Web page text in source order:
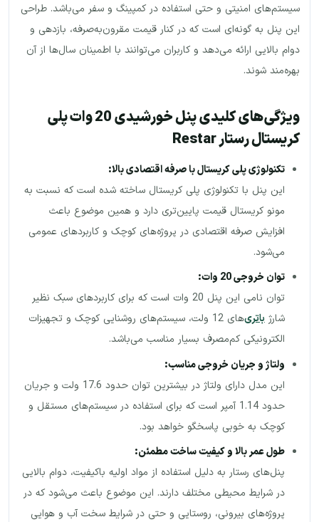
سیستم‌های امنیتی و حتی استفاده در کمپینگ و سفر می‌باشد. طراحی
این پنل به گونه‌ای است که در کنار قیمت مقرون‌به‌صرفه، بازدهی و
دوام بالایی ارائه می‌دهد و کاربران می‌توانند با اطمینان سال‌ها از آن
بهره‌مند شوند.
ویژگی‌های کلیدی پنل خورشیدی 20 وات پلی
کریستال رستار Restar
تکنولوژی پلی کریستال با صرفه اقتصادی بالا:
این پنل با تکنولوژی پلی کریستال ساخته شده است که نسبت به
مونو کریستال قیمت پایین‌تری دارد و همین موضوع باعث
افزایش صرفه اقتصادی در پروژه‌های کوچک و کاربردهای عمومی
می‌شود.
توان خروجی 20 وات
:
توان نامی این پنل 20 وات است که برای کاربردهای سبک نظیر
شارژباتری‌
های 12 ولت، سیستم‌های روشنایی کوچک و تجهیزات
الکترونیکی کم‌مصرف بسیار مناسب می‌باشد.
ولتاژ و جریان خروجی مناسب:
این مدل دارای ولتاژ در بیشترین توان حدود 17.6 ولت و جریان
حدود 1.14 آمپر است که برای استفاده در سیستم‌های مستقل و
کوچک به خوبی پاسخگو خواهد بود.
طول عمر بالا و کیفیت ساخت مطمئن:
پنل‌های رستار به دلیل استفاده از مواد اولیه باکیفیت، دوام بالایی
در شرایط محیطی مختلف دارند. این موضوع باعث می‌شود که در
پروژه‌های بیرونی، روستایی و حتی در شرایط سخت آب و هوایی